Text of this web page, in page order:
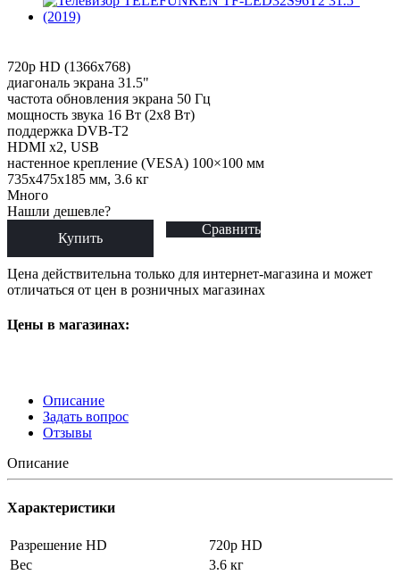
720p HD (1366x768)
диагональ экрана 31.5"
частота обновления экрана 50 Гц
мощность звука 16 Вт (2х8 Вт)
поддержка DVB-T2
HDMI x2, USB
настенное крепление (VESA) 100×100 мм
735x475x185 мм, 3.6 кг
Много
Нашли дешевле?
Купить
Сравнить
Цена действительна только для интернет-магазина и может
отличаться от цен в розничных магазинах
Цены в магазинах:
Описание
Задать вопрос
Отзывы
Описание
Характеристики
Разрешение HD
720p HD
Вес
3.6 кг